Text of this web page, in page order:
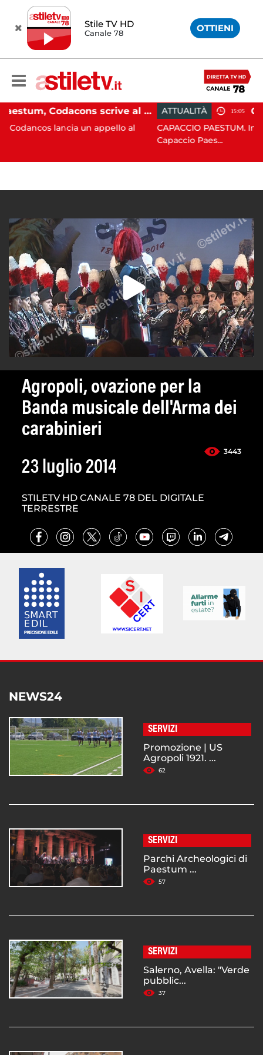
Stile TV HD
Canale 78 OTTIENI
Paestum, Codacons scrive al ministro Giuli: "Rilanciare scavi dell'Anfiteatro nell'area archeologica"
un appello al
ATTUALITÀ 15:05
CAPACCIO PAESTUM. Incisiva azione
Capaccio Paes...
Agropoli, ovazione per la
Banda musicale dell'Arma dei
carabinieri
3443
23 luglio 2014
STILETV HD CANALE 78 DEL DIGITALE
TERRESTRE
NEWS24
SERVIZI
Promozione | US
Agropoli 1921. ...
62
SERVIZI
Parchi Archeologici di
Paestum ...
57
SERVIZI
Salerno, Avella: "Verde
pubblic...
37